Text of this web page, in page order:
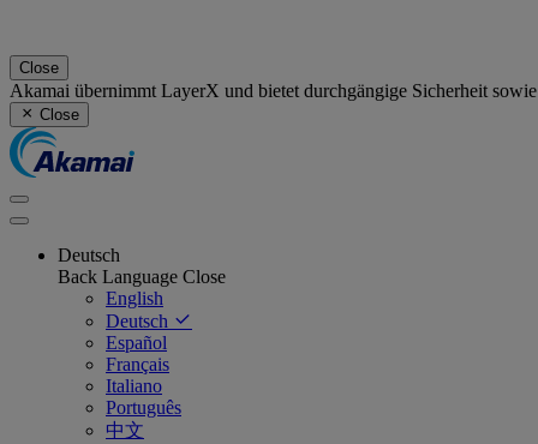
Close
Akamai übernimmt LayerX und bietet durchgängige Sicherheit
Close
Deutsch
Back Language Close
English
Deutsch
Español
Français
Italiano
Português
中文